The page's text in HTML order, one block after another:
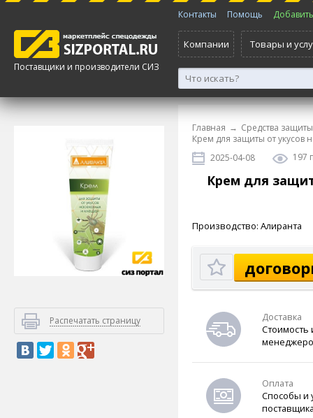
Поставщики и производители СИЗ
Контакты Помощь
Компании Товары и
Распечатать страницу
Главная → Средства
Крем для защиты от укусов
2025-04-08
197
Крем для
Производство: Алиранта
Доставка
Стоимость
Оплата
Способы и